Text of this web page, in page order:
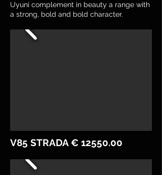
Uyuni complement in beauty a range with
a strong, bold and bold character.
V85 STRADA € 12550.00